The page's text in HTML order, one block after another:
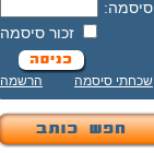
סיסמה:
זכור סיסמה
שכחתי סיסמה הרשמה